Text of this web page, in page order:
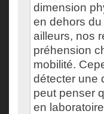
dimension
en dehors
ailleurs, nos
préhension
mobilité.
détecter une
peut penser
en